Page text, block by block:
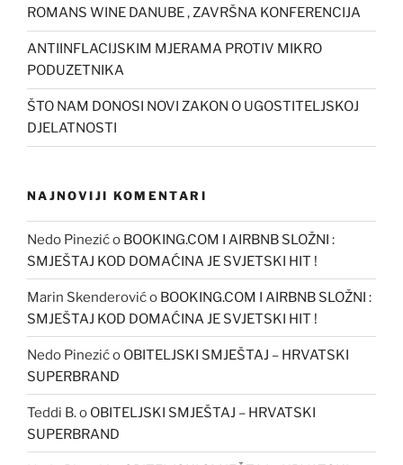
ROMANS WINE DANUBE , ZAVRŠNA KONFERENCIJA
ANTIINFLACIJSKIM MJERAMA PROTIV MIKRO
PODUZETNIKA
ŠTO NAM DONOSI NOVI ZAKON O UGOSTITELJSKOJ
DJELATNOSTI
NAJNOVIJI KOMENTARI
Nedo Pinezićo BOOKING.COM I AIRBNB SLOŽNI :
SMJEŠTAJ KOD DOMAĆINA JE SVJETSKI HIT !
Marin Skenderovićo BOOKING.COM I AIRBNB SLOŽNI :
SMJEŠTAJ KOD DOMAĆINA JE SVJETSKI HIT !
Nedo Pinezićo OBITELJSKI SMJEŠTAJ – HRVATSKI
SUPERBRAND
Teddi B.o OBITELJSKI SMJEŠTAJ – HRVATSKI
SUPERBRAND